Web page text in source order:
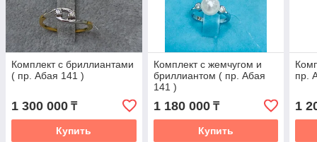
Комплект с бриллиантами
( пр. Абая 141 )
1 300 000 ₸
Купить
Комплект с жемчугом и
бриллиантом ( пр. Абая
141 )
1 180 000₸
Купить
пр.
1